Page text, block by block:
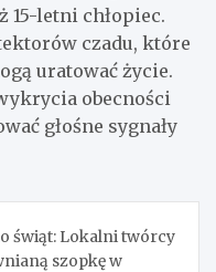
15-letni chłopiec.
czadu, które
uratować życie.
obecności
głośne sygnały
świąt: Lokalni twórcy
szopkę w